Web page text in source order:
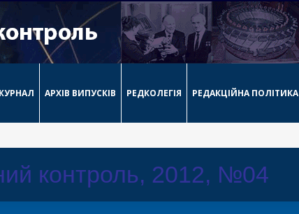
АРХІВ ВИПУСКІВ РЕДКОЛЕГІЯ РЕДАКЦІЙНА ПОЛІТИКА
контроль, 2012, №04